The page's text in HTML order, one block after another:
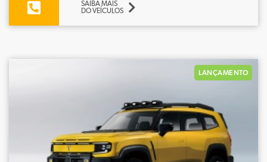
SAIBA MAIS
DO VEÍCULOS
LANÇAMENTO